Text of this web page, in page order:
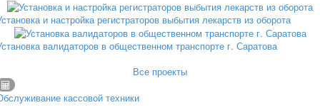
и настройка регистраторов выбытия лекарств из оборота
валидаторов в общественном транспорте г. Саратова
Все проекты
кассовой техники